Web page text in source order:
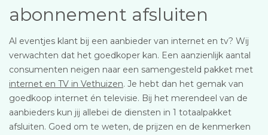
abonnement afsluiten
Al eventjes klant bij een aanbieder van internet en tv? Wij
verwachten dat het goedkoper kan. Een aanzienlijk aantal
consumenten neigen naar een samengesteld pakket met
internet en TV in Vethuizen. Je hebt dan het gemak van
goedkoop internet én televisie. Bij het merendeel van de
aanbieders kun jij allebei de diensten in 1 totaalpakket
afsluiten. Goed om te weten, de prijzen en de kenmerken